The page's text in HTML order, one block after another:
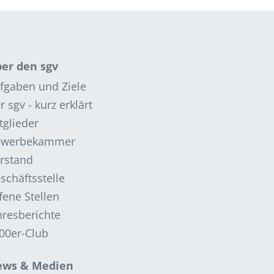
den sgv
und Ziele
sgv - kurz erklärt
Stellen
Club
& Medien